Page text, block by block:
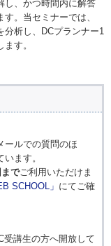
し、かつ時間内に解答
。当セミナーでは、
分析し、DCプランナー1
す。
ールでの質問のほ
ます。
でご利用いただけま
SCHOOL」 にてご確
受講生の方へ開放して